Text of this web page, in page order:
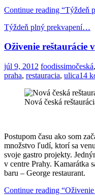
Continue reading “Týždeň
Týždeň plný prekvapení…
Oživenie reštaurácie
júl 9, 2012 foodissimočeská,
praha, restauracia, ulica14
Nová česká
Postupom času ako som
množstvo ľudí, ktorí sa
svoje gastro projekty.
v centre Prahy. Kamarátka
baru – George restaurant.
Continue reading “Oživenie